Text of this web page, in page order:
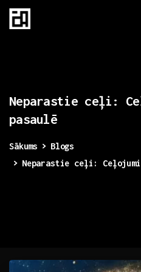
Neparastie ceļi:
pasaulē
Sākums
Blogs
Neparastie ceļi: Ceļojumi